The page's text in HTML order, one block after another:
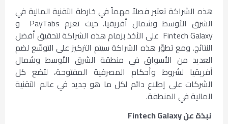
هذه الشراكة تعتبر فصلاً مهماً في خارطة التقنية المالية في
الشرق الأوسط وشمال أفريقيا. حيث تعزم PayTabs و
Fintech Galaxy على الأخذ بزمام هذه الشراكة لتحقيق أفضل
النتائج. ومع تطوّر هذه الشراكة سيتم التركيز على التوسّع لضم
العديد من الأسواق في منطقة الشرق الأوسط وشمال
أفريقيا لشروط وأحكام المصرفية المفتوحة، لتضع كل
الشركات على إطلاع دائم لكل ما هو جديد في عالم التقنية
المالية في المنطقة.
نبذة عن Fintech Galaxy